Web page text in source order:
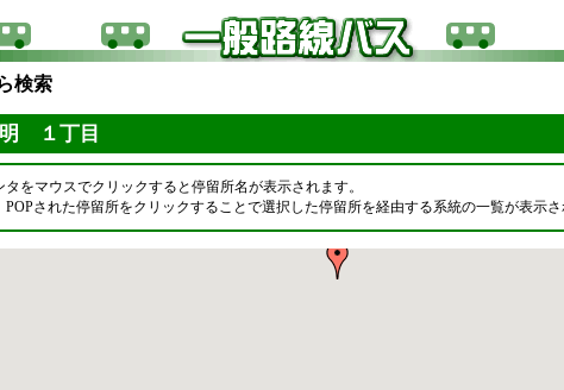
検索
１丁目
タをマウスでクリックすると停留所名が表示されます。
POPされた停留所をクリックすることで選択した停留所を経由する系統の一覧が表示